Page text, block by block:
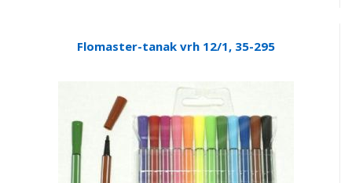
Flomaster-tanak vrh 12/1, 35-295